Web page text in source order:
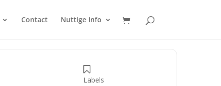
Contact Nuttige Info
Labels